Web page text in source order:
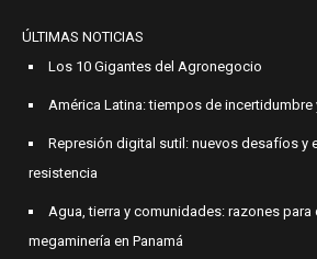
ÚLTIMAS NOTICIAS
Los 10 Gigantes del Agronegocio
América Latina: tiempos de incertidumbre
Represión digital sutil: nuevos desafíos y
resistencia
Agua, tierra y comunidades: razones para
megaminería en Panamá